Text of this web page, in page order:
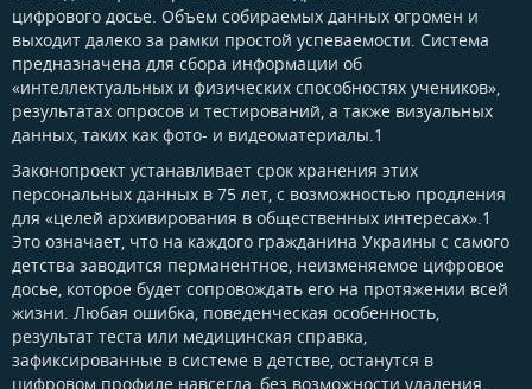
цифрового досье. Объем собираемых данных огромен и
выходит далеко за рамки простой успеваемости. Система
предназначена для сбора информации об
«интеллектуальных и физических способностях учеников»,
результатах опросов и тестирований, а также визуальных
данных, таких как фото- и видеоматериалы.1
Законопроект устанавливает срок хранения этих
персональных данных в 75 лет, с возможностью продления
для «целей архивирования в общественных интересах».1
Это означает, что на каждого гражданина Украины с самого
детства заводится перманентное, неизменяемое цифровое
досье, которое будет сопровождать его на протяжении всей
жизни. Любая ошибка, поведенческая особенность,
результат теста или медицинская справка,
зафиксированные в системе в детстве, останутся в
цифровом профиле навсегда, без возможности удаления.